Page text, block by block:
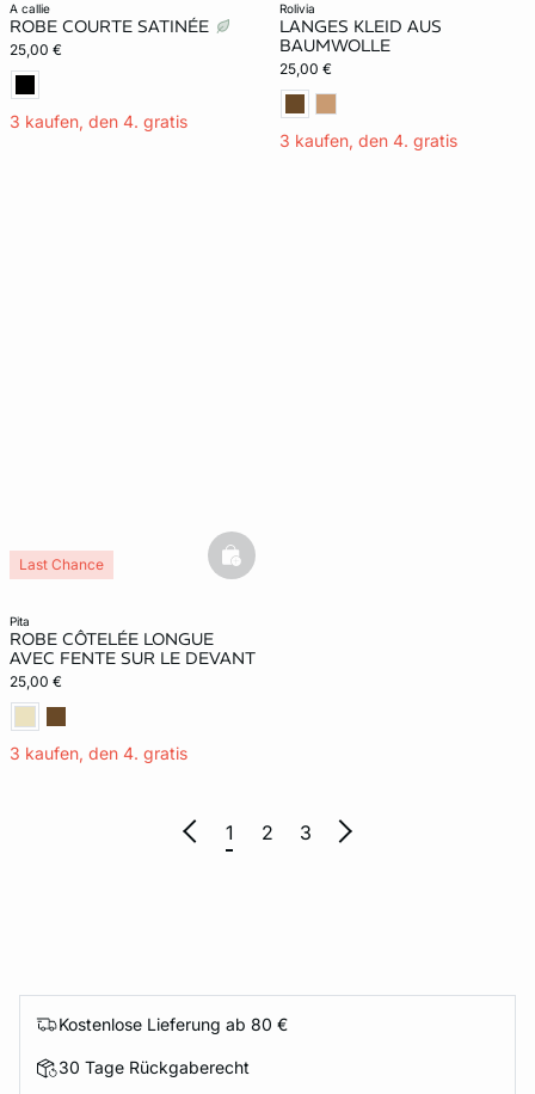
a callie
ROBE COURTE SATINÉE
25,00 €
3 kaufen, den 4. gratis
rolivia
LANGES KLEID AUS
BAUMWOLLE
25,00 €
3 kaufen, den 4. gratis
pita
ROBE CÔTELÉE LONGUE
AVEC FENTE SUR LE DEVANT
25,00 €
3 kaufen, den 4. gratis
Last Chance basketfull
1 2 3
Kostenlose Lieferung ab 80 €
30 Tage Rückgaberecht